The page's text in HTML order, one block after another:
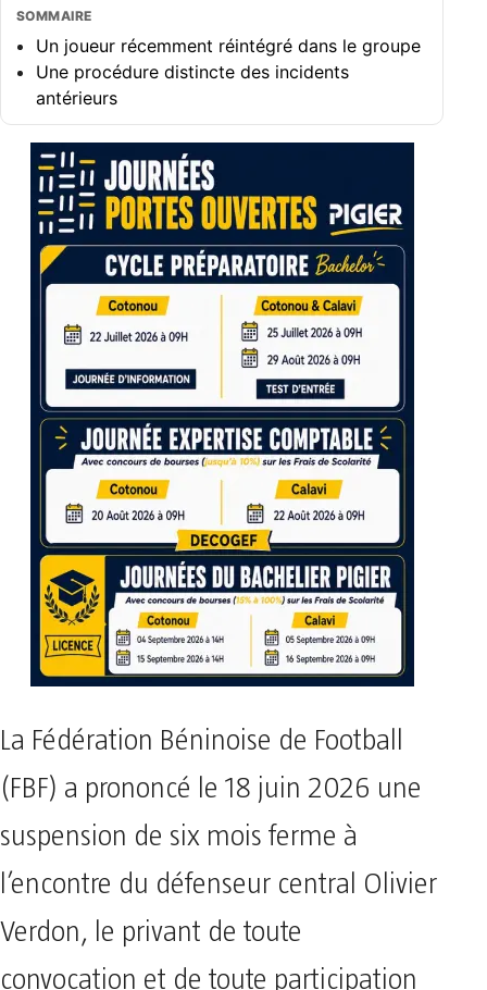
SOMMAIRE
Un joueur récemment réintégré dans le groupe
Une procédure distincte des incidents
antérieurs
La Fédération Béninoise de Football
(FBF) a prononcé le 18 juin 2026 une
suspension de six mois ferme à
l’encontre du défenseur central Olivier
Verdon, le privant de toute
convocation et de toute participation